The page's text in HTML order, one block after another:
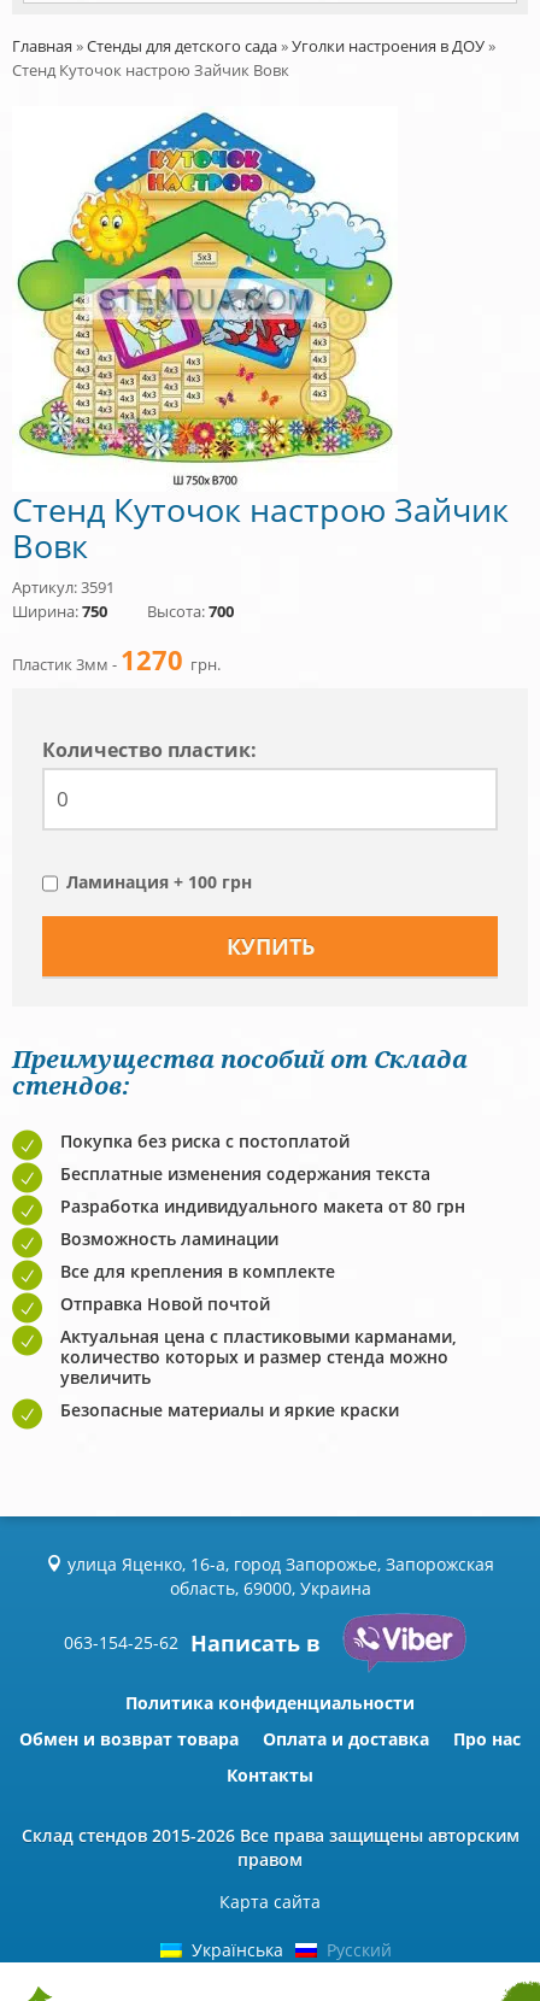
Главная »Стенды для детского сада»Уголки настроения в ДОУ»
Стенд Куточок настрою Зайчик Вовк
Стенд Куточок настрою Зайчик
Вовк
Артикул: 3591
Ширина:750 Высота:700
Пластик 3мм - 1270 грн.
Количество пластик:
Ламинация + 100 грн
Преимущества пособий от Склада
стендов:
Покупка без риска с постоплатой
Бесплатные изменения содержания текста
Разработка индивидуального макета от 80 грн
Возможность ламинации
Все для крепления в комплекте
Отправка Новой почтой
Актуальная цена с пластиковыми карманами,
количество которых и размер стенда можно
увеличить
Безопасные материалы и яркие краски
улица Яценко, 16-а, город Запорожье, Запорожская
область, 69000, Украина
063-154-25-62 Написать в
Политика конфиденциальности
Обмен и возврат товара
Оплата и доставка
Про нас
Контакты
Склад стендов2015-2026 Всe права защищены авторским
правом
Карта сайта
Українська Русский